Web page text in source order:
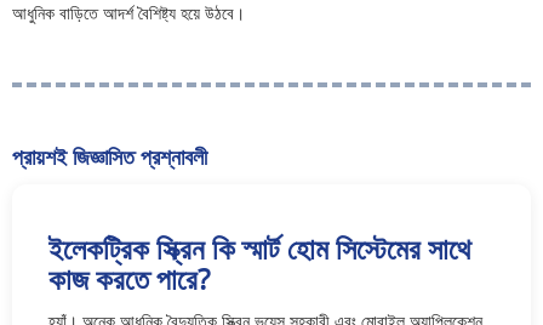
আধুনিক বাড়িতে আদর্শ বৈশিষ্ট্য হয়ে উঠবে।
প্রায়শই জিজ্ঞাসিত প্রশ্নাবলী
ইলেকট্রিক স্ক্রিন কি স্মার্ট হোম সিস্টেমের সাথে
কাজ করতে পারে?